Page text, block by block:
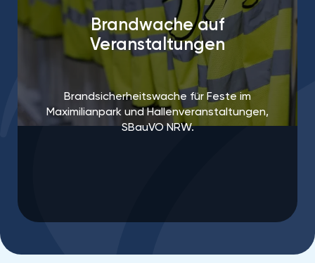
Brandwache auf
Veranstaltungen
Brandsicherheitswache für Feste im
Maximilianpark und Hallenveranstaltungen,
SBauVO NRW.